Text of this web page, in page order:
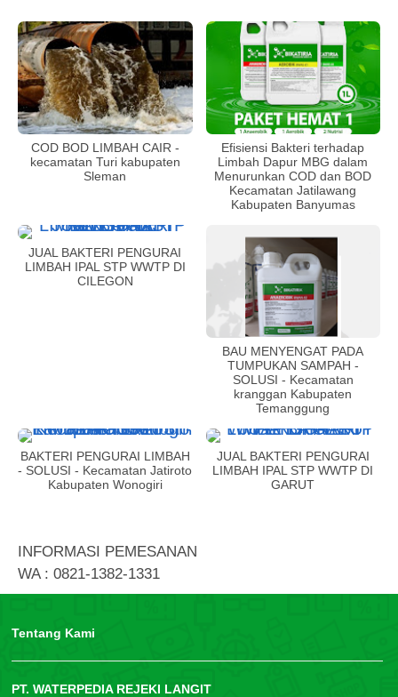
COD BOD LIMBAH CAIR -
kecamatan Turi kabupaten
Sleman
Efisiensi Bakteri terhadap
Limbah Dapur MBG dalam
Menurunkan COD dan BOD
Kecamatan Jatilawang
Kabupaten Banyumas
JUAL BAKTERI PENGURAI
LIMBAH IPAL STP WWTP DI
CILEGON
BAU MENYENGAT PADA
TUMPUKAN SAMPAH -
SOLUSI - Kecamatan
kranggan Kabupaten
Temanggung
BAKTERI PENGURAI LIMBAH
- SOLUSI - Kecamatan Jatiroto
Kabupaten Wonogiri
JUAL BAKTERI PENGURAI
LIMBAH IPAL STP WWTP DI
GARUT
INFORMASI PEMESANAN
WA : 0821-1382-1331
Tentang Kami
PT. WATERPEDIA REJEKI LANGIT